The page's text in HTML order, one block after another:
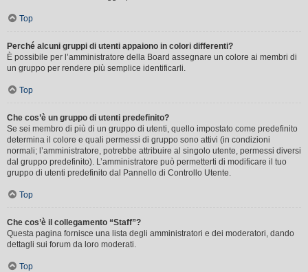
Top
Perché alcuni gruppi di utenti appaiono in colori differenti?
È possibile per l’amministratore della Board assegnare un colore ai membri di
un gruppo per rendere più semplice identificarli.
Top
Che cos’è un gruppo di utenti predefinito?
Se sei membro di più di un gruppo di utenti, quello impostato come predefinito
determina il colore e quali permessi di gruppo sono attivi (in condizioni
normali; l’amministratore, potrebbe attribuire al singolo utente, permessi diversi
dal gruppo predefinito). L’amministratore può permetterti di modificare il tuo
gruppo di utenti predefinito dal Pannello di Controllo Utente.
Top
Che cos’è il collegamento “Staff”?
Questa pagina fornisce una lista degli amministratori e dei moderatori, dando
dettagli sui forum da loro moderati.
Top